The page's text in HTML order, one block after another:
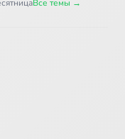
Все темы →